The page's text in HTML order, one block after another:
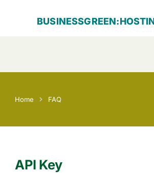
BUSINESS
Home FAQ
API Key